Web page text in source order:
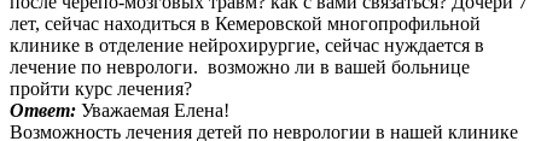
лет, сейчас находиться в Кемеровской многопрофильной
клинике в отделение нейрохирургие, сейчас нуждается в
лечение по неврологи. возможно ли в вашей больнице
пройти курс лечения?
Ответ: Уважаемая Елена!
Возможность лечения детей по неврологии в нашей клинике